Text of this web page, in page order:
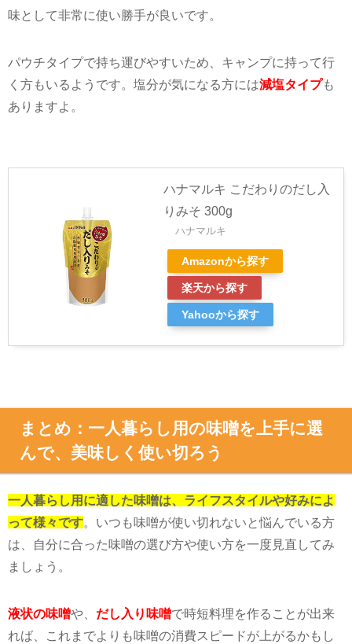
味として非常に使い勝手が良いです。
パウチタイプで持ち運びやすいため、キャンプに持って行
く方もいるようです。塩分が気になる方には減塩タイプも
ありますよ。
ハナマルキ こだわりのだし入
りみそ 300g
ハナマルキ
Amazonから探す
楽天から探す
Yahooから探す
まとめ：一人暮らし用の味噌を上手に選
んで、美味しく使い切ろう
一人暮らし用に適した味噌は、ライフスタイルや好みによ
って様々です 。いつも味噌が使い切れないと悩んでいる方
は、自分に合った味噌の選び方や使い方を一度見直してみ
ましょう。
液状の味噌や、 だし入り味噌で時短料理を作ることが出来
れば、これまでよりも味噌の消費スピードが上がるかもし